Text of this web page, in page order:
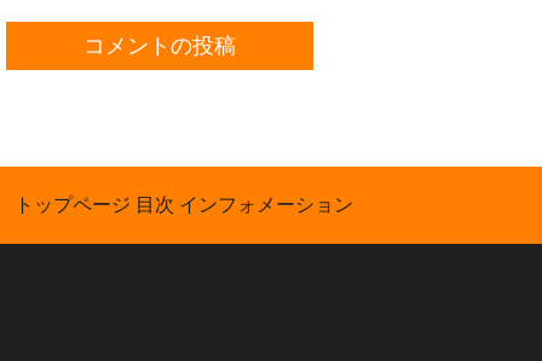
コメントの投稿
トップページ 目次 インフォメーション